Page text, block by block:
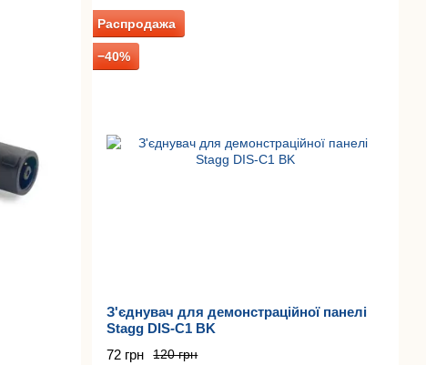
Распродажа
−40%
З'єднувач для демонстраційної панелі
Stagg DIS-C1 BK
120 грн
72 грн